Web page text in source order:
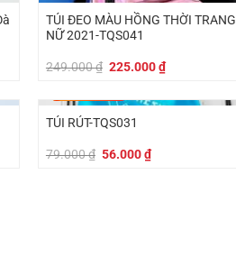
TÚI ĐEO MÀU HỒNG THỜI TRANG
NỮ 2021-TQS041
249.000₫ Giá
249.000 ₫.
225.000₫Giá
hiện
là:
TÚI RÚT-TQS031
79.000₫ Giá
56.000₫Giá
hiện